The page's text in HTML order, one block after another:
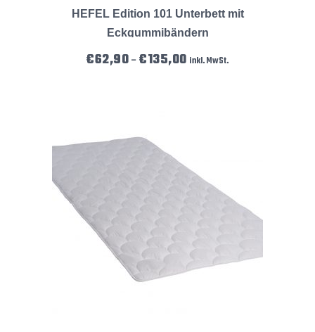
HEFEL Edition 101 Unterbett mit
Eckgummibändern
€62,90–€135,00Preisspanne: €62,90 bis
inkl. MwSt.